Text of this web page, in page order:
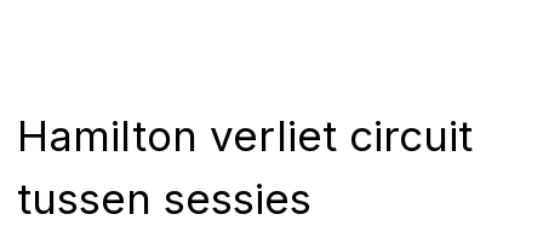
Hamilton verliet circuit
tussen sessies